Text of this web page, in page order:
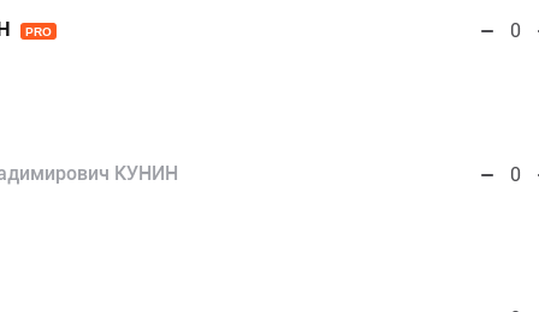
PRO
0
КУНИН
0